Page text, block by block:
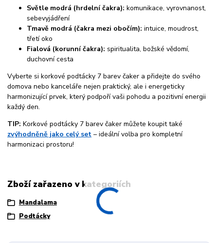
Světle modrá (hrdelní čakra): komunikace, vyrovnanost,
sebevyjádření
Tmavě modrá (čakra mezi obočím): intuice, moudrost,
třetí oko
Fialová (korunní čakra): spiritualita, božské vědomí,
duchovní cesta
Vyberte si korkové podtácky 7 barev čaker a přidejte do svého
domova nebo kanceláře nejen praktický, ale i energeticky
harmonizující prvek, který podpoří vaši pohodu a pozitivní energii
každý den.
TIP: Korkové podtácky 7 barev čaker můžete koupit také
zvýhodněně jako celý set – ideální volba pro kompletní
harmonizaci prostoru!
Zboží zařazeno v kategoriích
Mandalama
Podtácky